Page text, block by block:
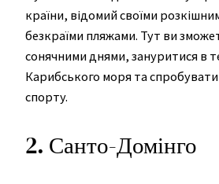
країни, відомий своїми
безкраїми пляжами. Тут ви
сонячними днями, зануритися в
Карибського моря та
спорту.
2. Санто-Домінго